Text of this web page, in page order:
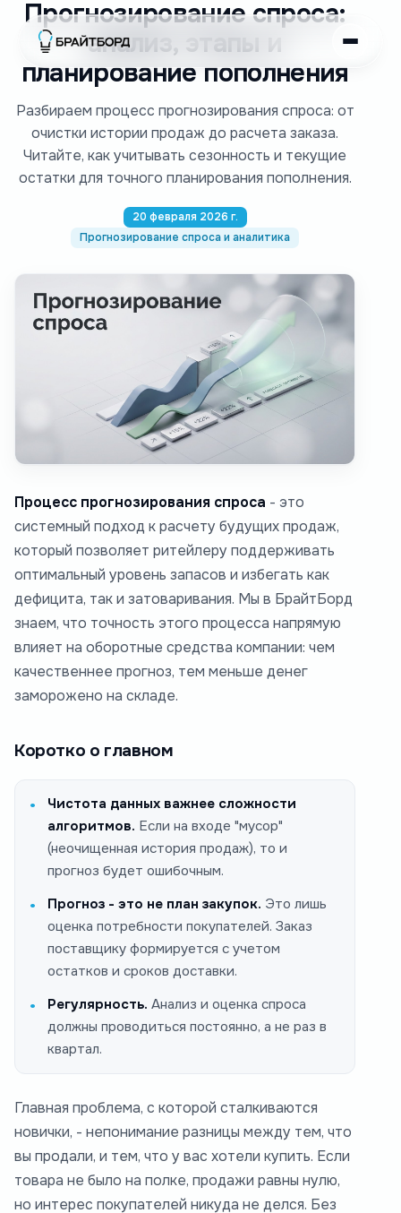
Прогнозирование спроса:
анализ, этапы и
планирование пополнения
Разбираем процесс прогнозирования спроса: от
очистки истории продаж до расчета заказа.
Читайте, как учитывать сезонность и текущие
остатки для точного планирования пополнения.
20 февраля 2026 г.
Прогнозирование спроса и аналитика
Процесс прогнозирования спроса - это
системный подход к расчету будущих продаж,
который позволяет ритейлеру поддерживать
оптимальный уровень запасов и избегать как
дефицита, так и затоваривания. Мы в БрайтБорд
знаем, что точность этого процесса напрямую
влияет на оборотные средства компании: чем
качественнее прогноз, тем меньше денег
заморожено на складе.
Коротко о главном
Чистота данных важнее сложности
алгоритмов. Если на входе "мусор"
(неочищенная история продаж), то и
прогноз будет ошибочным.
Прогноз - это не план закупок. Это лишь
оценка потребности покупателей. Заказ
поставщику формируется с учетом
остатков и сроков доставки.
Регулярность. Анализ и оценка спроса
должны проводиться постоянно, а не раз в
квартал.
Главная проблема, с которой сталкиваются
новички, - непонимание разницы между тем, что
вы продали, и тем, что у вас хотели купить. Если
товара не было на полке, продажи равны нулю,
но интерес покупателей никуда не делся. Без